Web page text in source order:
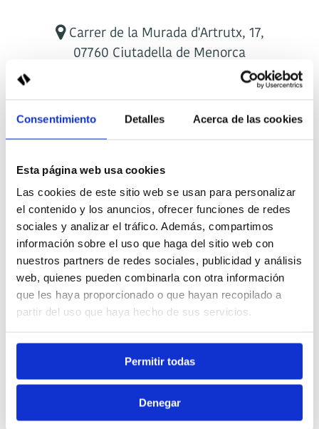
Consentimiento Detalles Acerca de las cookies
Esta página web usa cookies
Las cookies de este sitio web se usan para personalizar
el contenido y los anuncios, ofrecer funciones de redes
sociales y analizar el tráfico. Además, compartimos
información sobre el uso que haga del sitio web con
nuestros partners de redes sociales, publicidad y análisis
web, quienes pueden combinarla con otra información
que les haya proporcionado o que hayan recopilado a
partir del uso que haya hecho de sus servicios.
Permitir todas
Denegar
Carrer de la Murada d'Artrutx, 17,
07760 Ciutadella de Menorca
hostalciutadella@sagitariohotels.com